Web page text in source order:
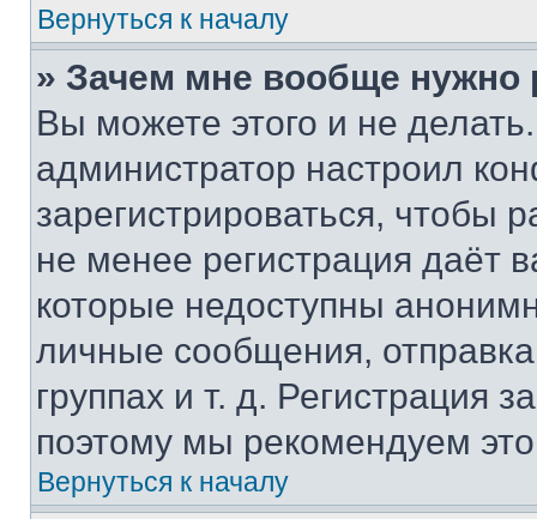
Вернуться к началу
» Зачем мне вообще нужно
Вы можете этого и не
администратор настроил
зарегистрироваться, чтобы
не менее регистрация даёт
которые недоступны
личные сообщения,
группах и т. д. Регистрация
поэтому мы рекомендуем
Вернуться к началу